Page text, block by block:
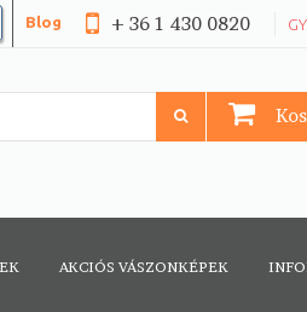
+ 36 1 430 0820
Blog
AKCIÓS VÁSZONKÉPEK